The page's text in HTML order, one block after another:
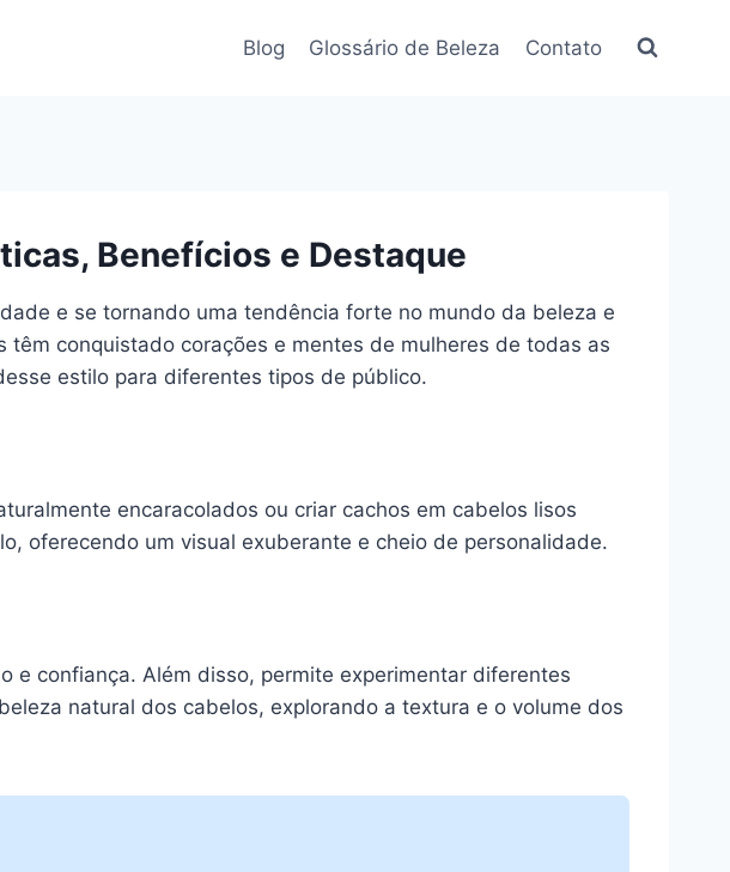
Blog Glossário de Beleza Contato
Benefícios e Destaque
e se tornando uma tendência forte no mundo da beleza e
conquistado corações e mentes de mulheres de todas as
estilo para diferentes tipos de público.
encaracolados ou criar cachos em cabelos lisos
oferecendo um visual exuberante e cheio de personalidade.
e confiança. Além disso, permite experimentar diferentes
natural dos cabelos, explorando a textura e o volume dos